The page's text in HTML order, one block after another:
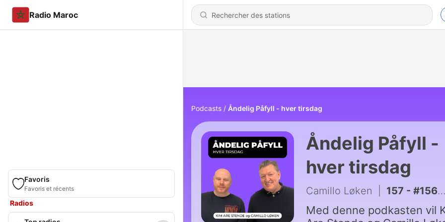
Radio Maroc
Favoris
Favoris et récents
Radios
Podcasts Åndelig Påfyll - hver tirsdag
Åndelig Påfyll -
hver tirsdag
Camillo Løken 157 - #156 - Spørsmål og svar
Med denne podkasten vil